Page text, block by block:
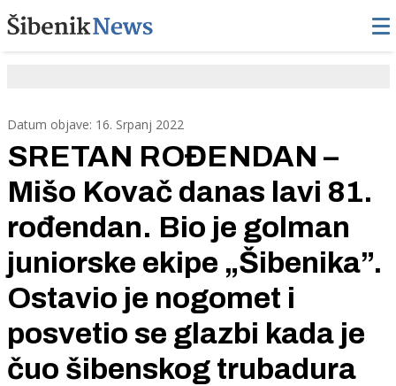
Datum objave: 16. Srpanj 2022
SRETAN ROĐENDAN –
Mišo Kovač danas lavi 81.
rođendan. Bio je golman
juniorske ekipe „Šibenika”.
Ostavio je nogomet i
posvetio se glazbi kada je
čuo šibenskog trubadura